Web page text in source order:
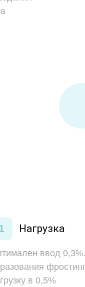
Нагрузка
ввод
в 0,5%